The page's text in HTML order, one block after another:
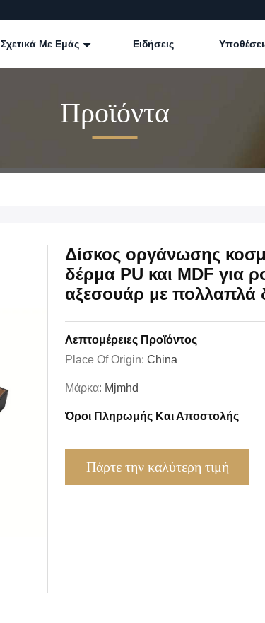
Σχετικά Με Εμάς Ειδήσεις
Προϊόντα
Δίσκος οργάνωσης
δέρμα PU και MDF για
αξεσουάρ με πολλαπλά
Λεπτομέρειες Προϊόντος
Place Of Origin: China
Μάρκα: Mjmhd
Όροι Πληρωμής Και Αποστολής
Πάρτε την καλύτερη τιμή